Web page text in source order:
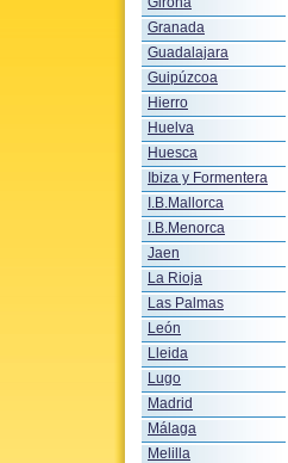
Granada
Guadalajara
Guipúzcoa
Hierro
Huelva
Huesca
Ibiza y Formentera
I.B.Mallorca
I.B.Menorca
Jaen
La Rioja
Las Palmas
León
Lleida
Lugo
Madrid
Málaga
Melilla